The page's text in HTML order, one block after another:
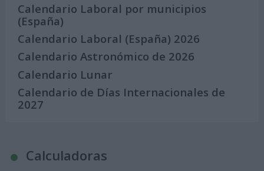
Calendario Laboral por municipios
(España)
Calendario Laboral (España) 2026
Calendario Astronómico de 2026
Calendario Lunar
Calendario de Días Internacionales de
2027
Calculadoras